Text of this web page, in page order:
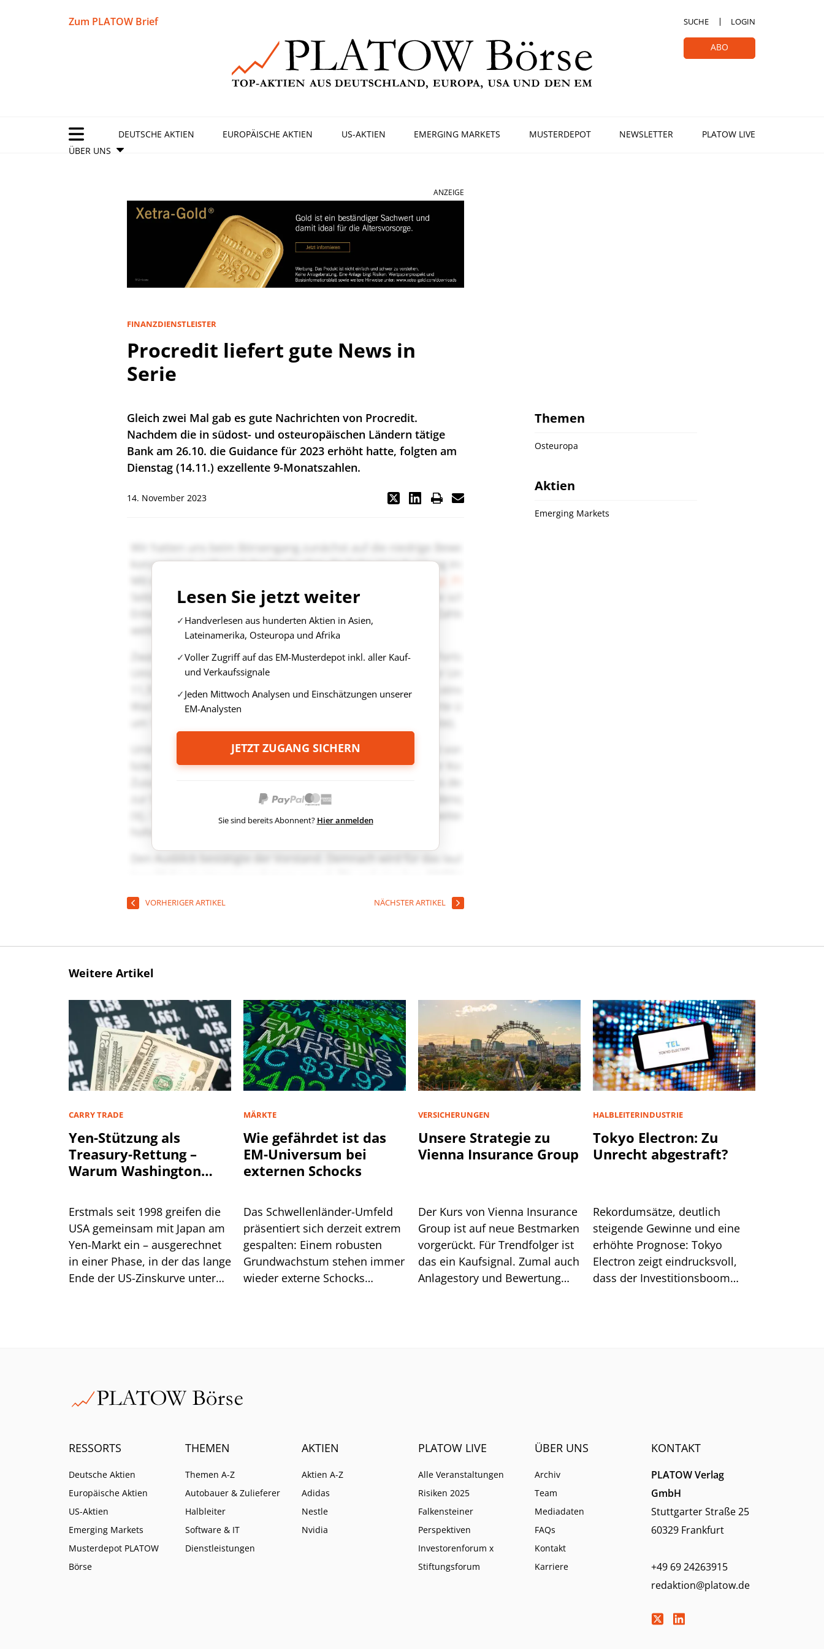
Zum PLATOW Brief SUCHE LOGIN
ABO
DEUTSCHE AKTIEN EUROPÄISCHE AKTIEN US-AKTIEN EMERGING MARKETS MUSTERDEPOT NEWSLETTER
PLATOW LIVE
ÜBER UNS
ANZEIGE
FINANZDIENSTLEISTER
Procredit liefert gute News in
Serie
Gleich zwei Mal gab es gute Nachrichten von Procredit.
Nachdem die in südost- und osteuropäischen Ländern tätige
Bank am 26.10. die Guidance für 2023 erhöht hatte, folgten am
Dienstag (14.11.) exzellente 9-Monatszahlen.
14. November 2023
Lesen Sie jetzt weiter
Handverlesen aus hunderten Aktien in Asien,
Lateinamerika, Osteuropa und Afrika
Voller Zugriff auf das EM-Musterdepot inkl. aller Kauf-
und Verkaufssignale
Jeden Mittwoch Analysen und Einschätzungen unserer
EM-Analysten
JETZT ZUGANG SICHERN
Sie sind bereits Abonnent? Hier anmelden
VORHERIGER ARTIKEL NÄCHSTER ARTIKEL
Themen
Osteuropa
Aktien
Emerging Markets
Weitere Artikel
CARRY TRADE
Yen-Stützung als
Treasury-Rettung –
Warum Washington
will
Erstmals seit 1998 greifen die
USA gemeinsam mit Japan am
Yen-Markt ein – ausgerechnet
in einer Phase, in der das lange
Ende der US-Zinskurve unter
MÄRKTE
Wie gefährdet ist das
EM-Universum bei
externen Schocks
Das Schwellenländer-Umfeld
präsentiert sich derzeit extrem
gespalten: Einem robusten
Grundwachstum stehen immer
wieder externe Schocks
VERSICHERUNGEN
Unsere Strategie zu
Vienna Insurance Group
Der Kurs von Vienna Insurance
Group ist auf neue Bestmarken
vorgerückt. Für Trendfolger ist
das ein Kaufsignal. Zumal auch
Anlagestory und Bewertung
HALBLEITERINDUSTRIE
Tokyo Electron: Zu
Unrecht abgestraft?
Rekordumsätze, deutlich
steigende Gewinne und eine
erhöhte Prognose: Tokyo
Electron zeigt eindrucksvoll,
dass der Investitionsboom
RESSORTS
Deutsche Aktien
Europäische Aktien
US-Aktien
Emerging Markets
Musterdepot PLATOW
Börse
THEMEN
Themen A-Z
Autobauer & Zulieferer
Halbleiter
Software & IT
Dienstleistungen
AKTIEN
Aktien A-Z
Adidas
Nestle
Nvidia
PLATOW LIVE
Alle Veranstaltungen
Risiken 2025
Falkensteiner
Perspektiven
Investorenforum x
Stiftungsforum
ÜBER UNS
Archiv
Team
Mediadaten
FAQs
Kontakt
Karriere
KONTAKT
PLATOW Verlag
GmbH
Stuttgarter Straße 25
60329 Frankfurt
+49 69 24263915
redaktion@platow.de